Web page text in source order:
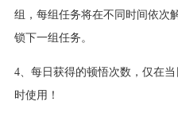
组，每组任务将在不同时间依次
锁下一组任务。
4、每日获得的顿悟次数，仅在
时使用！